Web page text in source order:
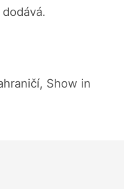
Show in